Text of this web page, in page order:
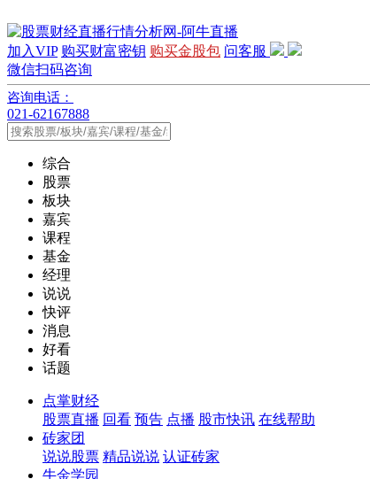
加入VIP 购买财富密钥 购买金股包 问客服
微信扫码咨询
咨询电话：
021-62167888
综合
股票
板块
嘉宾
课程
基金
经理
说说
快评
消息
好看
话题
点掌财经
股票直播 回看 预告 点播 股市快讯 在线帮助
砖家团
说说股票 精品说说 认证砖家
牛金学园